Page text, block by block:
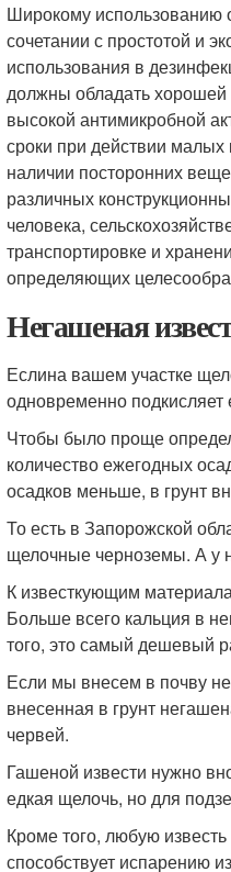
Широкому использованию
сочетании с простотой и
использования в
должны обладать хорошей
высокой антимикробной
сроки при действии
наличии посторонних
различных
человека,
транспортировке и
определяющих
Негашеная
Еслина вашем участке
одновременно подкисляет
Чтобы было проще
количество ежегодных
осадков меньше, в грунт
То есть в Запорожской
щелочные черноземы. А у
К известкующим
Больше всего кальция в
того, это самый дешевый
Если мы внесем в почву
внесенная в грунт
червей.
Гашеной извести нужно
едкая щелочь, но для
Кроме того, любую
способствует испарению